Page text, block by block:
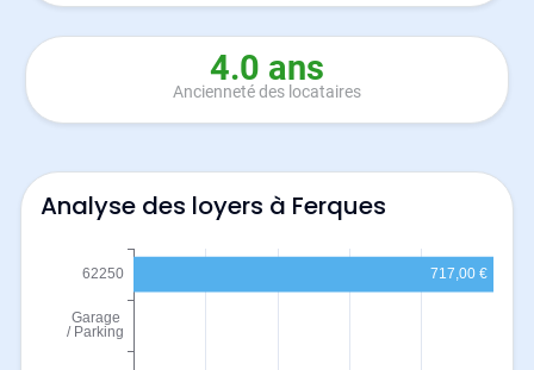
4.0 ans
Ancienneté des locataires
Analyse des loyers à Ferques